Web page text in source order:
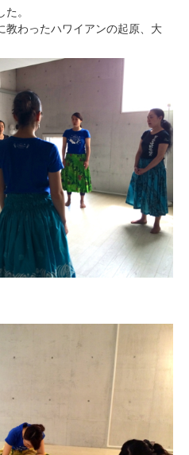
。
教わったハワイアンの起原、大